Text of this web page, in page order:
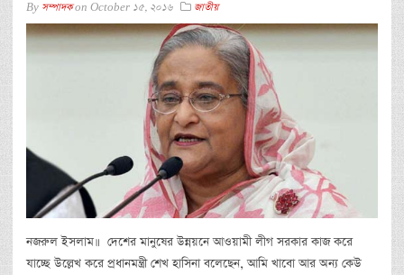
By সম্পাদকon October 15, 2016 জাতীয়
নজরুল ইসলাম॥ দেশের মানুষের উন্নয়নে আওয়ামী লীগ সরকার কাজ করে
যাচ্ছে উল্লেখ করে প্রধানমন্ত্রী শেখ হাসিনা বলেছেন, আমি খাবো আর অন্য কেউ